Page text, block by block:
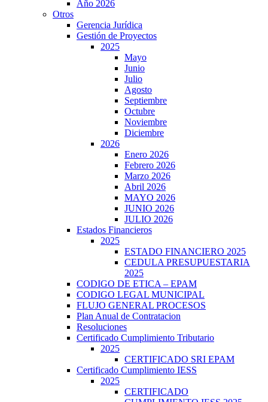
Año 2026
Otros
Gerencia Jurídica
Gestión de Proyectos
2025
Mayo
Junio
Julio
Agosto
Septiembre
Octubre
Noviembre
Diciembre
2026
Enero 2026
Febrero 2026
Marzo 2026
Abril 2026
MAYO 2026
JUNIO 2026
JULIO 2026
Estados Financieros
2025
ESTADO FINANCIERO 2025
CEDULA PRESUPUESTARIA
2025
CODIGO DE ETICA – EPAM
CODIGO LEGAL MUNICIPAL
FLUJO GENERAL PROCESOS
Plan Anual de Contratacion
Resoluciones
Certificado Cumplimiento Tributario
2025
CERTIFICADO SRI EPAM
Certificado Cumplimiento IESS
2025
CERTIFICADO